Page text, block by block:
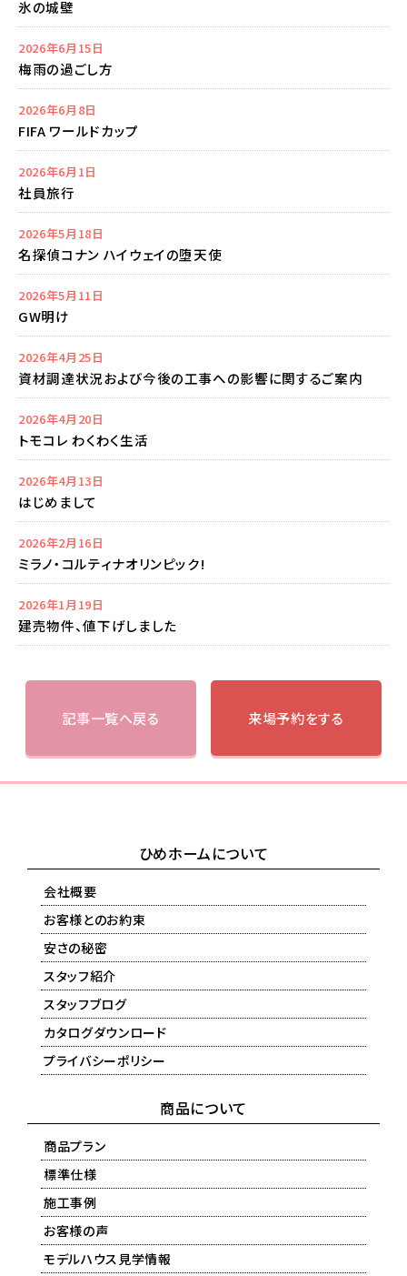
氷の城壁
2026年6月15日
梅雨の過ごし方
2026年6月8日
FIFA ワールドカップ
2026年6月1日
社員旅行
2026年5月18日
名探偵コナン ハイウェイの堕天使
2026年5月11日
GW明け
2026年4月25日
資材調達状況および今後の工事への影響に関するご案内
2026年4月20日
トモコレ わくわく生活
2026年4月13日
はじめまして
2026年2月16日
ミラノ・コルティナオリンピック!
2026年1月19日
建売物件、値下げしました
記事一覧へ戻る 来場予約をする
ひめホームについて
会社概要
お客様とのお約束
安さの秘密
スタッフ紹介
スタッフブログ
カタログダウンロード
プライバシーポリシー
商品について
商品プラン
標準仕様
施工事例
お客様の声
モデルハウス見学情報